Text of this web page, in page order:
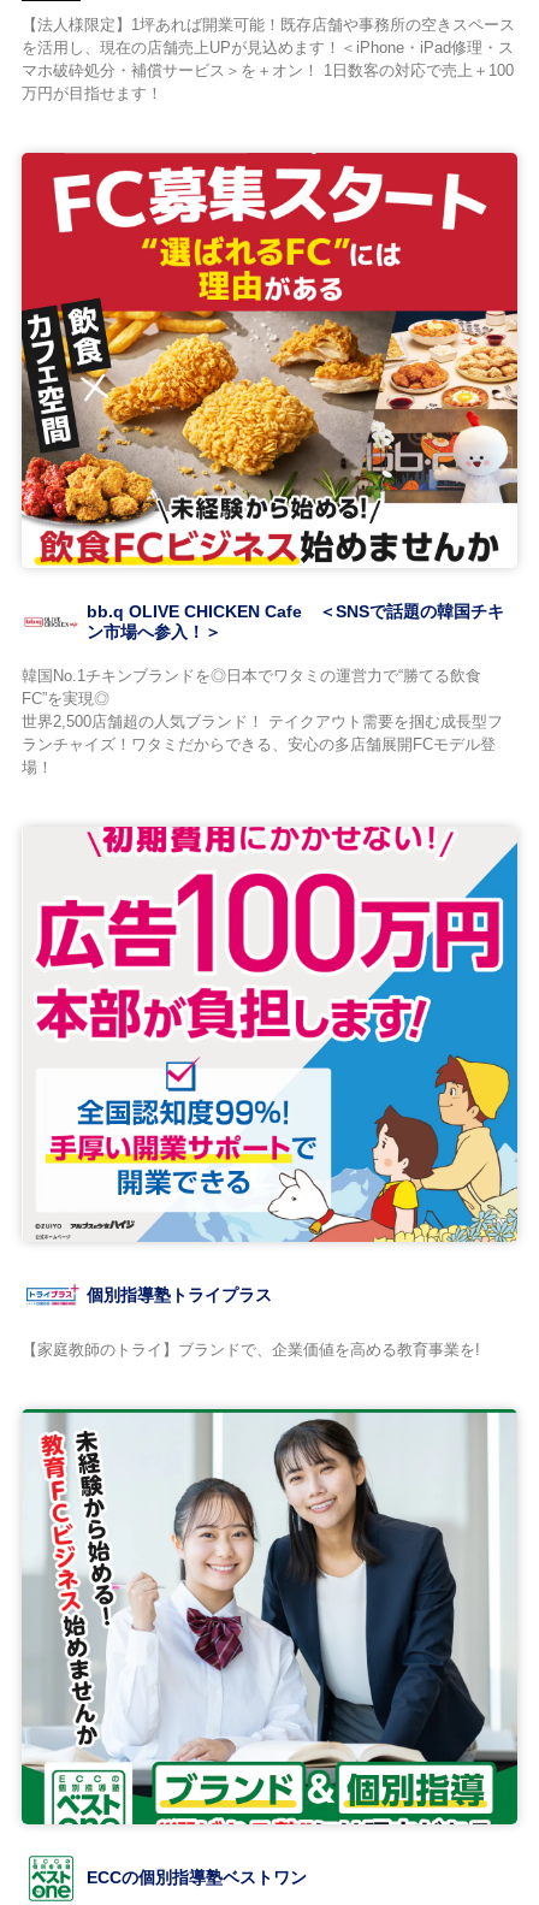
【法人様限定】1坪あれば開業可能！既存店舗や事務所の空きスペース
を活用し、現在の店舗売上UPが見込めます！＜iPhone・iPad修理・ス
マホ破砕処分・補償サービス＞を＋オン！ 1日数客の対応で売上＋100
万円が目指せます！
bb.q OLIVE CHICKEN Cafe ＜SNSで話題の韓国チキ
ン市場へ参入！＞
韓国No.1チキンブランドを◎日本でワタミの運営力で“勝てる飲食
FC”を実現◎
世界2,500店舗超の人気ブランド！ テイクアウト需要を掴む成長型フ
ランチャイズ！ワタミだからできる、安心の多店舗展開FCモデル登
場！
個別指導塾トライプラス
【家庭教師のトライ】ブランドで、企業価値を高める教育事業を!
ECCの個別指導塾ベストワン